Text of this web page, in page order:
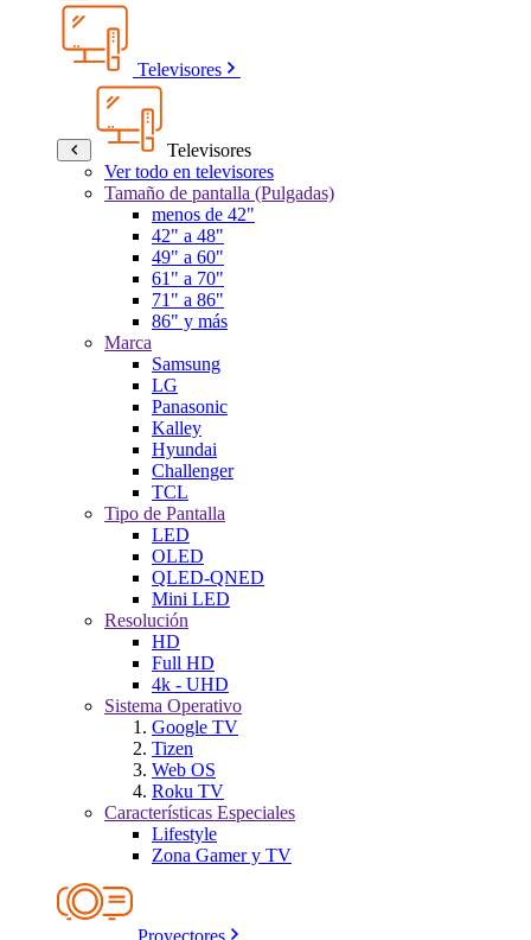
Televisores
Televisores
Ver todo en televisores
Tamaño de pantalla (Pulgadas)
menos de 42"
42" a 48"
49" a 60"
61" a 70"
71" a 86"
86" y más
Marca
Samsung
LG
Panasonic
Kalley
Hyundai
Challenger
TCL
Tipo de Pantalla
LED
OLED
QLED-QNED
Mini LED
Resolución
HD
Full HD
4k - UHD
Sistema Operativo
Google TV
Tizen
Web OS
Roku TV
Características Especiales
Lifestyle
Zona Gamer y TV
Proyectores